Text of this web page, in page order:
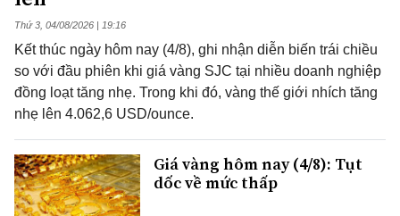
Thứ 3, 04/08/2026 | 19:16
Kết thúc ngày hôm nay (4/8), ghi nhận diễn biến trái chiều
so với đầu phiên khi giá vàng SJC tại nhiều doanh nghiệp
đồng loạt tăng nhẹ. Trong khi đó, vàng thế giới nhích tăng
nhẹ lên 4.062,6 USD/ounce.
Giá vàng hôm nay (4/8): Tụt
dốc về mức thấp